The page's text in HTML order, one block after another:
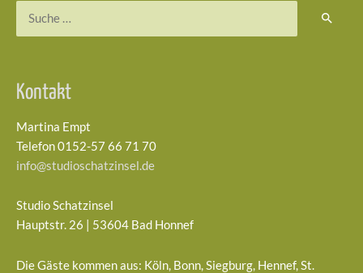
Kontakt
Martina Empt
Telefon 0152-57 66 71 70
info@studioschatzinsel.de
Studio Schatzinsel
Hauptstr. 26 | 53604 Bad Honnef
Die Gäste kommen aus: Köln, Bonn, Siegburg, Hennef, St.